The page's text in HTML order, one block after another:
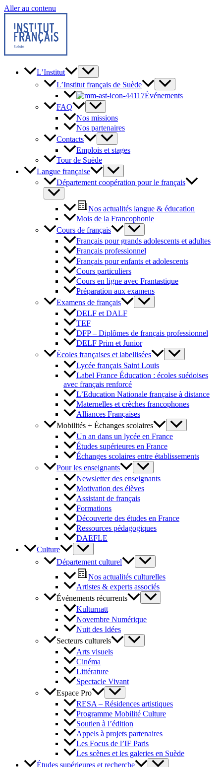
Aller au contenu
L’Institut
L’Institut français de Suède
Événements
FAQ
Nos missions
Nos partenaires
Contacts
Emplois et stages
Tour de Suède
Langue française
Département coopération pour le français
Nos actualités langue & éducation
Mois de la Francophonie
Cours de français
Français pour grands adolescents et adultes
Français professionnel
Français pour enfants et adolescents
Cours particuliers
Cours en ligne avec Frantastique
Préparation aux examens
Examens de français
DELF et DALF
TEF
DFP – Diplômes de français professionnel
DELF Prim et Junior
Écoles françaises et labellisées
Lycée français Saint Louis
Label France Éducation : écoles suédoises
avec français renforcé
L’Education Nationale française à distance
Maternelles et crèches francophones
Alliances Françaises
Mobilités + Échanges scolaires
Un an dans un lycée en France
Études supérieures en France
Échanges scolaires entre établissements
Pour les enseignants
Newsletter des enseignants
Motivation des élèves
Assistant de français
Formations
Découverte des études en France
Ressources pédagogiques
DAEFLE
Culture
Département culturel
Nos actualités culturelles
Artistes & experts associés
Événements récurrents
Kulturnatt
Novembre Numérique
Nuit des Idées
Secteurs culturels
Arts visuels
Cinéma
Littérature
Spectacle Vivant
Espace Pro
RESA – Résidences artistiques
Programme Mobilité Culture
Soutien à l’édition
Appels à projets partenaires
Les Focus de l’IF Paris
Les scènes et les galeries en Suède
Études supérieures et recherche